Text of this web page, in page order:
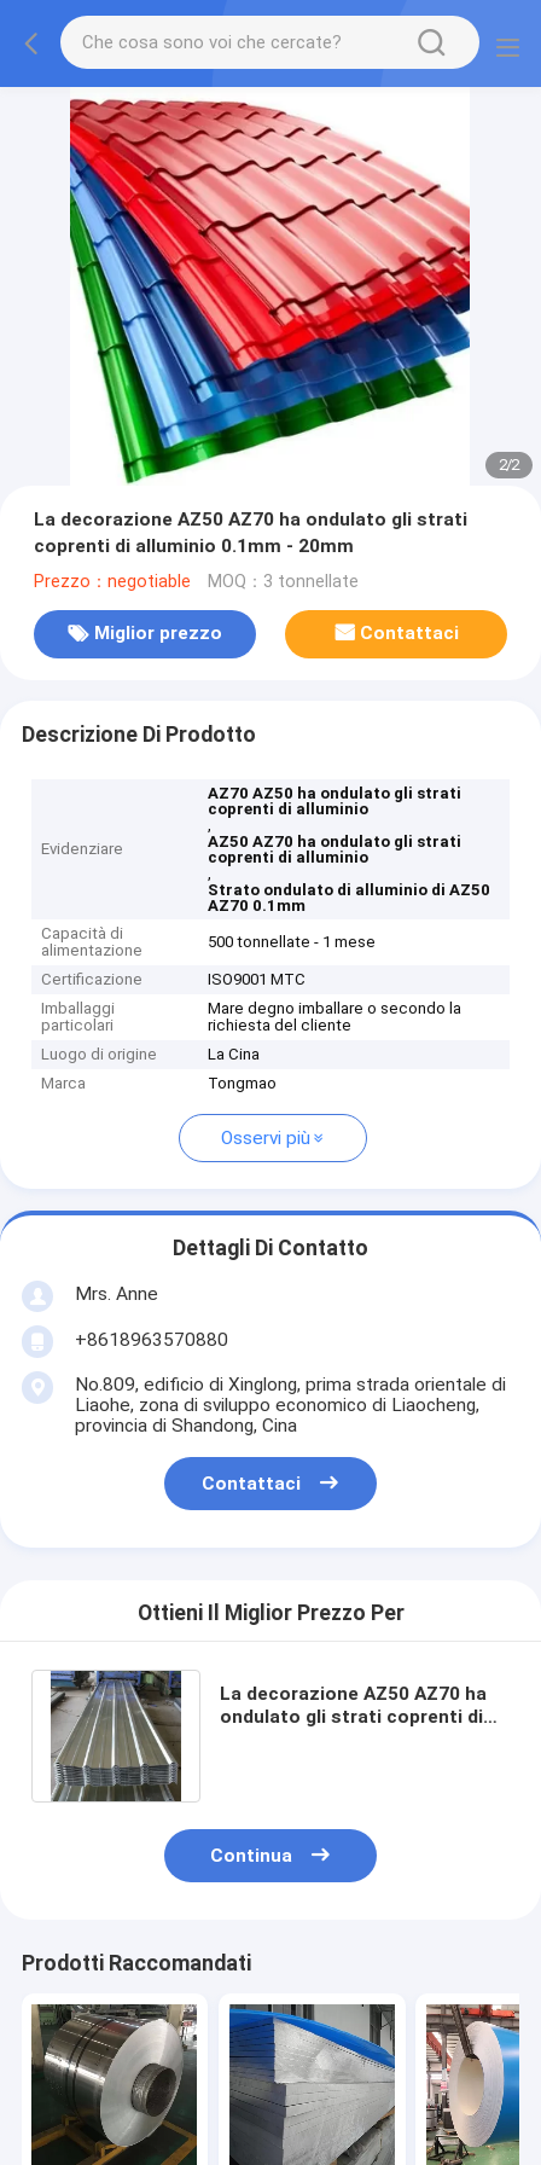
2/2
La decorazione AZ50 AZ70 ha ondulato gli strati
coprenti di alluminio 0.1mm - 20mm
Prezzo：negotiable MOQ：3 tonnellate
Miglior prezzo Contattaci
Descrizione Di Prodotto
Evidenziare
AZ70 AZ50 ha ondulato gli strati
coprenti di alluminio
,
AZ50 AZ70 ha ondulato gli strati
coprenti di alluminio
,
Strato ondulato di alluminio di AZ50
AZ70 0.1mm
Capacità di
alimentazione
500 tonnellate - 1 mese
Certificazione
ISO9001 MTC
Imballaggi
particolari
Mare degno imballare o secondo la
richiesta del cliente
Luogo di origine
La Cina
Marca
Tongmao
Osservi più
Dettagli Di Contatto
Mrs. Anne
+8618963570880
No.809, edificio di Xinglong, prima strada orientale di
Liaohe, zona di sviluppo economico di Liaocheng,
provincia di Shandong, Cina
Contattaci
Ottieni Il Miglior Prezzo Per
La decorazione AZ50 AZ70 ha
ondulato gli strati coprenti di
Continua
Prodotti Raccomandati